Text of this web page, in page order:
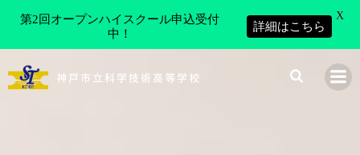
ン
神戸市立科学技術高等学校
第2回オープンハイスクール申込受付
中！
詳細はこちら
X